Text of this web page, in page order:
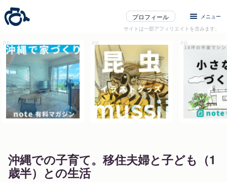
プロフィール
メニュー
サイトは一部アフィリエイトを含みます。
沖縄での子育て。移住夫婦と子ども（1
歳半）との生活